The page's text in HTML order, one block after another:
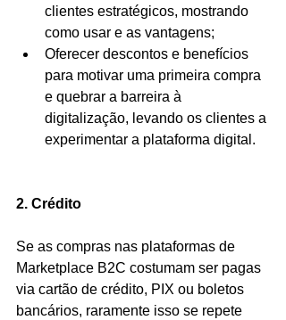
clientes estratégicos, mostrando
como usar e as vantagens;
Oferecer descontos e benefícios
para motivar uma primeira compra
e quebrar a barreira à
digitalização, levando os clientes a
experimentar a plataforma digital.
2. Crédito
Se as compras nas plataformas de
Marketplace B2C costumam ser pagas
via cartão de crédito, PIX ou boletos
bancários, raramente isso se repete